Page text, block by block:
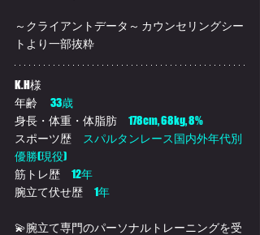
～クライアントデータ～ カウンセリングシー
トより一部抜粋
K.H様
年齢 33歳
身長・体重・体脂肪 178cm, 68kg, 8%
スポーツ歴
スパルタンレース国内外年代別
優勝(現役)
筋トレ歴 12年
腕立て伏せ歴 1年
💫腕立て専門のパーソナルトレーニングを受